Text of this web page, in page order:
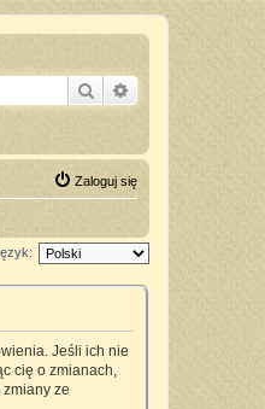
Szukaj
Zaloguj się
Jeśli ich nie
cię o zmianach,
ze